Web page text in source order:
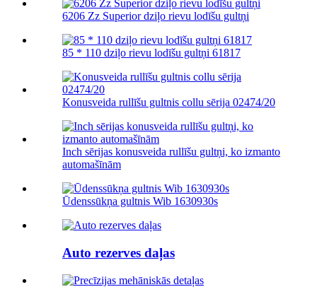
6206 Zz Superior dziļo rievu lodīšu gultņi
85 * 110 dziļo rievu lodīšu gultņi 61817
Konusveida rullīšu gultnis collu sērija 02474/20
Inch sērijas konusveida rullīšu gultņi, ko izmanto
automašīnām
Ūdenssūkņa gultnis Wib 1630930s
Auto rezerves daļas